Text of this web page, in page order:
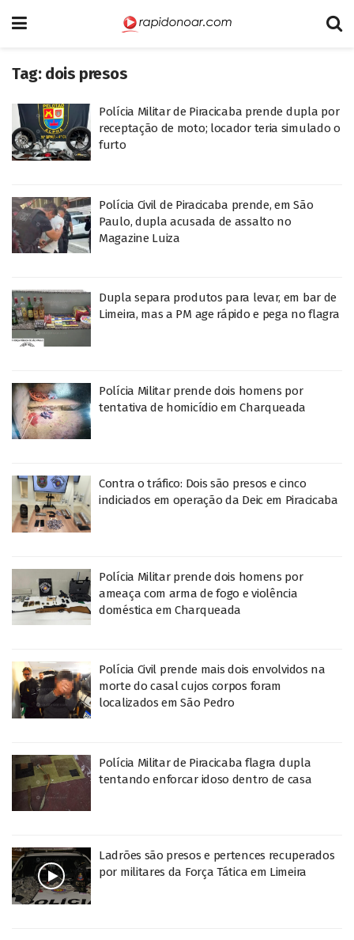
Tag: dois presos
Polícia Militar de Piracicaba prende dupla por
receptação de moto; locador teria simulado o
furto
Polícia Civil de Piracicaba prende, em São
Paulo, dupla acusada de assalto no
Magazine Luiza
Dupla separa produtos para levar, em bar de
Limeira, mas a PM age rápido e pega no flagra
Polícia Militar prende dois homens por
tentativa de homicídio em Charqueada
Contra o tráfico: Dois são presos e cinco
indiciados em operação da Deic em Piracicaba
Polícia Militar prende dois homens por
ameaça com arma de fogo e violência
doméstica em Charqueada
Polícia Civil prende mais dois envolvidos na
morte do casal cujos corpos foram
localizados em São Pedro
Polícia Militar de Piracicaba flagra dupla
tentando enforcar idoso dentro de casa
Ladrões são presos e pertences recuperados
por militares da Força Tática em Limeira